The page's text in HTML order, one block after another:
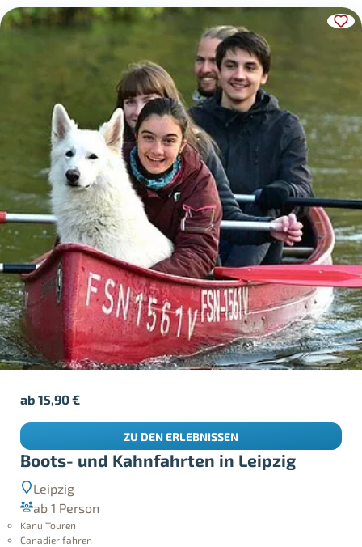
Boots- und Kahnfahrten in Leipzig
Leipzig
ab 1 Person
Kanu Touren
Canadier fahren
ab15,90€
ZU DEN ERLEBNISSEN